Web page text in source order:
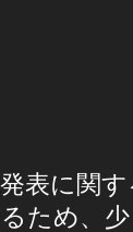
表に関
ため、